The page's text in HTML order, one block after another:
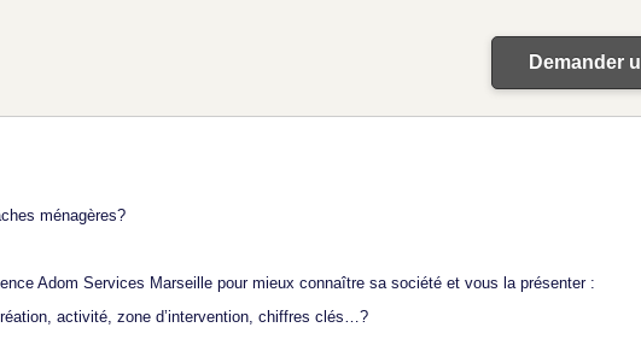
Demander
ménagères?
Adom Services Marseille pour mieux connaître sa société et vous la présenter :
activité, zone d’intervention, chiffres clés…?